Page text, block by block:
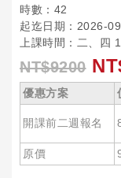
時數：42
起迄日期：2026-
上課時間：二、四
NT$9200
優惠方案
開課前二週報名
原價